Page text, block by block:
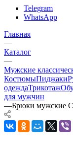
Telegram
WhatsApp
Главная
—
Каталог
—
Мужские
КостюмыПиджаки
одеждаТрикотаж
для мужчин
—Брюки мужские